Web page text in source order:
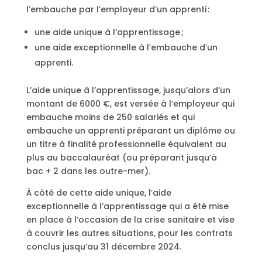
l’embauche par l’employeur d’un apprenti :
une aide unique à l’apprentissage ;
une aide exceptionnelle à l’embauche d’un
apprenti.
L’aide unique à l’apprentissage, jusqu’alors d’un
montant de 6000 €, est versée à l’employeur qui
embauche moins de 250 salariés et qui
embauche un apprenti préparant un diplôme ou
un titre à finalité professionnelle équivalent au
plus au baccalauréat (ou préparant jusqu’à
bac + 2 dans les outre-mer).
À côté de cette aide unique, l’aide
exceptionnelle à l’apprentissage qui a été mise
en place à l’occasion de la crise sanitaire et vise
à couvrir les autres situations, pour les contrats
conclus jusqu’au 31 décembre 2024.